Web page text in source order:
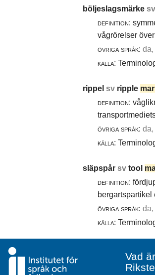
böljeslagsmärke sv
definition:
vågrörelser
övriga språk: da,
källa:
rippel sv ripple
definition:
övriga språk: da,
källa:
släpspår sv tool
definition:
bergartspartikel
övriga språk: da,
källa:
Vad är